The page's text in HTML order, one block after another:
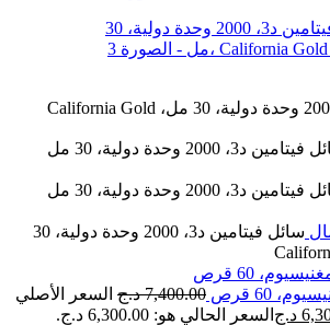
سائل فيتامين د3، 2000 وحدة دولية، 30
60 قرص 7,400.00 د.ج السعر الأصلي
د.ج السعر الحالي هو: 6,300.00 د.ج.